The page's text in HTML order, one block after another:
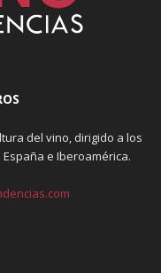
del vino, dirigido a los
e Iberoamérica.